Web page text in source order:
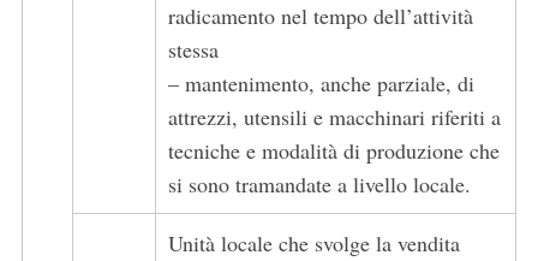
radicamento nel tempo dell’attività
stessa
– mantenimento, anche parziale, di
attrezzi, utensili e macchinari riferiti a
tecniche e modalità di produzione che
si sono tramandate a livello locale.
Unità locale che svolge la vendita